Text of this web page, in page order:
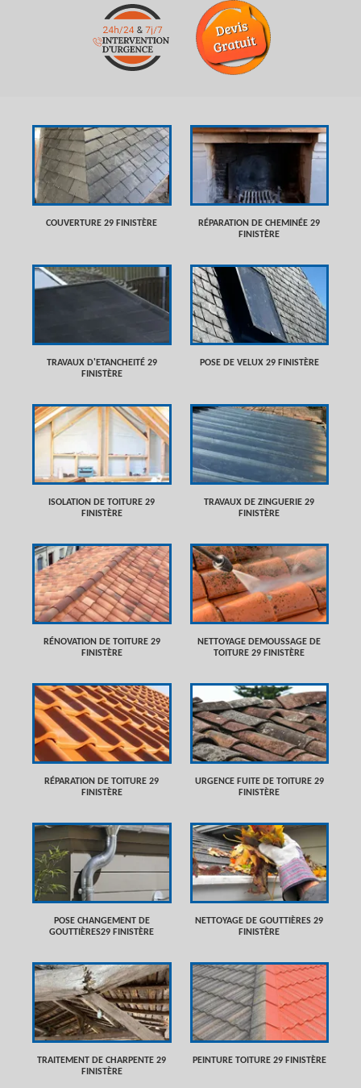
COUVERTURE 29 FINISTÈRE
RÉPARATION DE CHEMINÉE 29
FINISTÈRE
TRAVAUX D'ETANCHEITÉ 29
FINISTÈRE
POSE DE VELUX 29 FINISTÈRE
ISOLATION DE TOITURE 29
FINISTÈRE
TRAVAUX DE ZINGUERIE 29
FINISTÈRE
RÉNOVATION DE TOITURE 29
FINISTÈRE
NETTOYAGE DEMOUSSAGE DE
TOITURE 29 FINISTÈRE
RÉPARATION DE TOITURE 29
FINISTÈRE
URGENCE FUITE DE TOITURE 29
FINISTÈRE
POSE CHANGEMENT DE
GOUTTIÈRES29 FINISTÈRE
NETTOYAGE DE GOUTTIÈRES 29
FINISTÈRE
TRAITEMENT DE CHARPENTE 29
FINISTÈRE
PEINTURE TOITURE 29 FINISTÈRE